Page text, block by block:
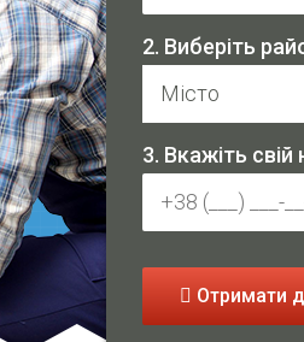
2. Виберіть
3. Вкажіть
Отримати